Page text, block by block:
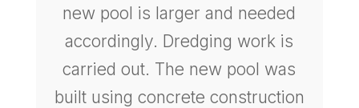
new pool is larger and needed
accordingly. Dredging work is
carried out. The new pool was
built using concrete construction